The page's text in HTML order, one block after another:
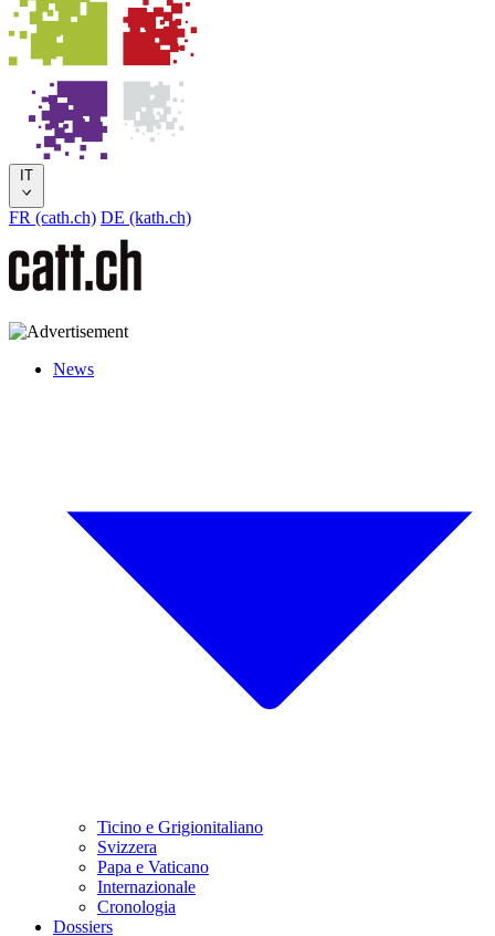
IT
FR (cath.ch) DE (kath.ch)
News
Ticino e Grigionitaliano
Svizzera
Papa e Vaticano
Internazionale
Cronologia
Dossiers